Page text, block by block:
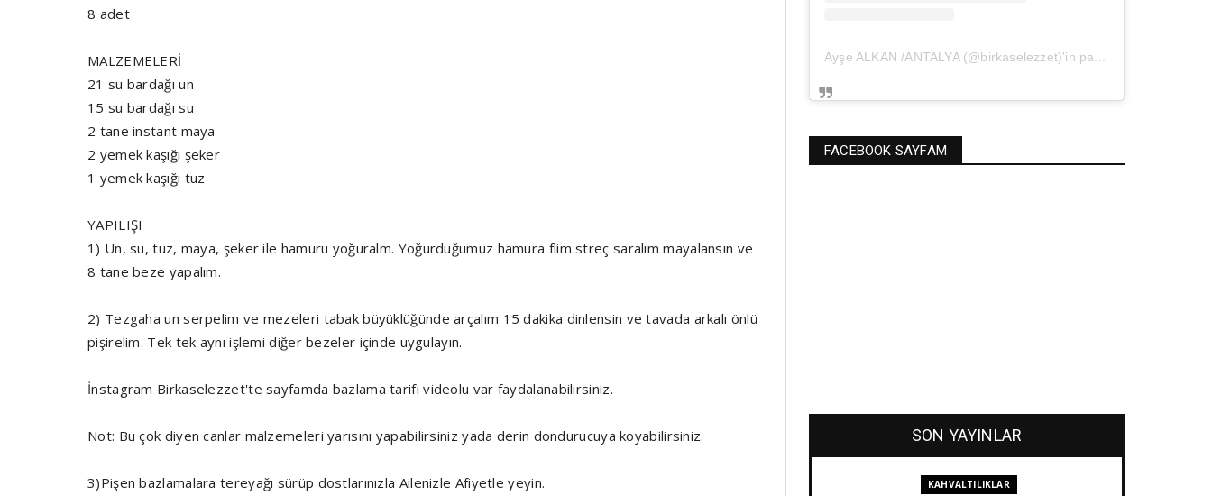
8 adet
MALZEMELERİ
21 su bardağı un
15 su bardağı su
2 tane instant maya
2 yemek kaşığı şeker
1 yemek kaşığı tuz
YAPILIŞI
1) Un, su, tuz, maya, şeker ile hamuru yoğuralm. Yoğurduğumuz hamura flim streç saralım mayalansın ve
8 tane beze yapalım.
2) Tezgaha un serpelim ve mezeleri tabak büyüklüğünde arçalım 15 dakika dinlensin ve tavada arkalı önlü
pişirelim. Tek tek aynı işlemi diğer bezeler içinde uygulayın.
İnstagram Birkaselezzet'te sayfamda bazlama tarifi videolu var faydalanabilirsiniz.
Not: Bu çok diyen canlar malzemeleri yarısını yapabilirsiniz yada derin dondurucuya koyabilirsiniz.
3)Pişen bazlamalara tereyağı sürüp dostlarınızla Ailenizle Afiyetle yeyin.
Ayşe ALKAN /ANTALYA (@birkaselezzet)'in paylaştığı bir gönderi
FACEBOOK SAYFAM
SON YAYINLAR
KAHVALTILIKLAR